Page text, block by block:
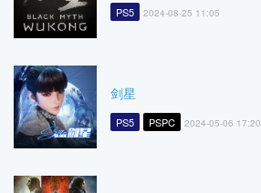
PS5 2024-08-25 11:05
剑星
PS5 PSPC 2024-05-06 17:20